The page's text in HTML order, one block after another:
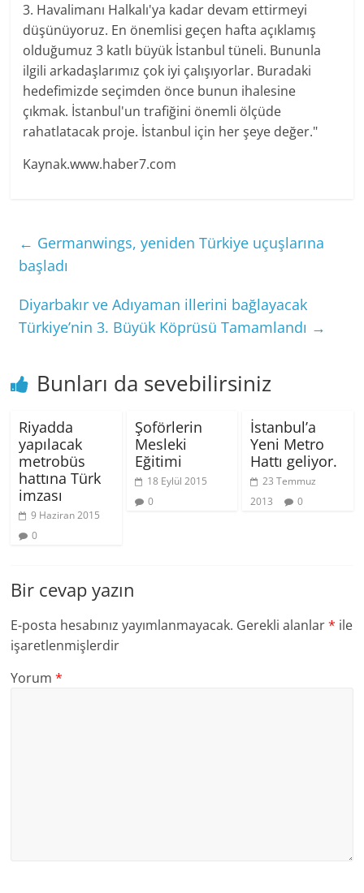
3. Havalimanı Halkalı'ya kadar devam ettirmeyi
düşünüyoruz. En önemlisi geçen hafta açıklamış
olduğumuz 3 katlı büyük İstanbul tüneli. Bununla
ilgili arkadaşlarımız çok iyi çalışıyorlar. Buradaki
hedefimizde seçimden önce bunun ihalesine
çıkmak. İstanbul'un trafiğini önemli ölçüde
rahatlatacak proje. İstanbul için her şeye değer."
Kaynak.www.haber7.com
← Germanwings, yeniden Türkiye uçuşlarına
başladı
Diyarbakır ve Adıyaman illerini bağlayacak
Türkiye’nin 3. Büyük Köprüsü Tamamlandı →
Bunları da sevebilirsiniz
Riyadda
yapılacak
metrobüs
hattına Türk
imzası
9 Haziran 2015
0
Şoförlerin
Mesleki
Eğitimi
18 Eylül 2015
0
İstanbul’a
Yeni Metro
Hattı geliyor.
23 Temmuz
2013
0
Bir cevap yazın
E-posta hesabınız yayımlanmayacak. Gerekli alanlar* ile
işaretlenmişlerdir
Yorum*